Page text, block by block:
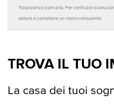
Trasparenza bancaria. Per verificare la
esitare a contattare un nostro consulente.
TROVA IL TUO
La casa dei tuoi